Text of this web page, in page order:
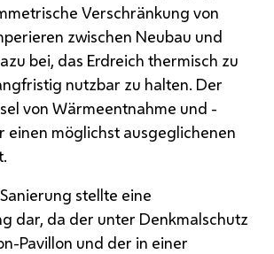
Verschränkung von
zwischen Neubau und
bei, das Erdreich thermisch zu
nutzbar zu halten. Der
von Wärmeentnahme und -
einen möglichst ausgeglichenen
stellte eine
dar, da der unter Denkmalschutz
Pavillon und der in einer